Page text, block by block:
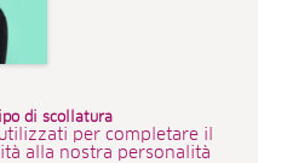
di scollatura
per completare il
alla nostra personalità